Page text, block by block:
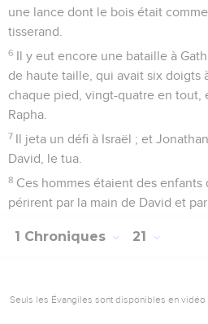
une lance dont le bois était
tisserand.
6 Il y eut encore une bataille à
de haute taille, qui avait six doigts
chaque pied, vingt-quatre en tout,
Rapha.
7 Il jeta un défi à Israël ; et
David, le tua.
8 Ces hommes étaient des enfants
périrent par la main de David et
1 Chroniques 21
Seuls les Évangiles sont disponibles en vidéo